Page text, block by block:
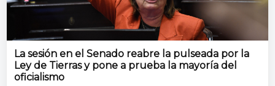
La sesión en el Senado reabre la pulseada por la
Ley de Tierras y pone a prueba la mayoría del
oficialismo